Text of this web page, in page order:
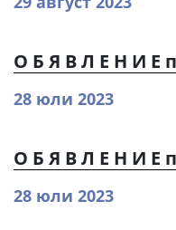
О Б Я В Л Е Н И Е
28 юли 2023
О Б Я В Л Е Н И Е
28 юли 2023